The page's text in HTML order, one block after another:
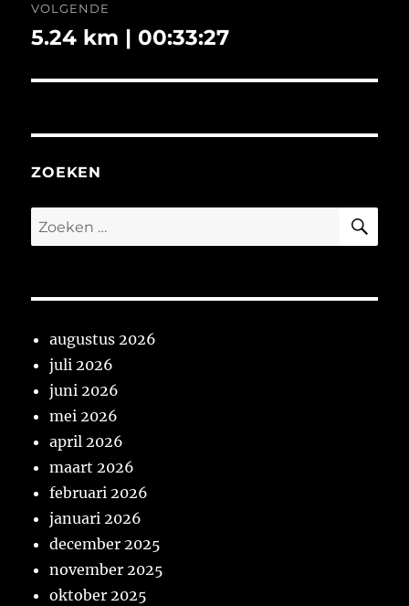
VOLGENDE
Volgend
5.24 km | 00:33:27
ZOEKEN
Zoeken
naar:
augustus 2026
juli 2026
juni 2026
mei 2026
april 2026
maart 2026
februari 2026
januari 2026
december 2025
november 2025
oktober 2025